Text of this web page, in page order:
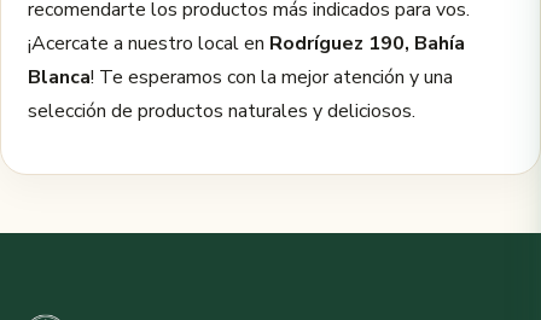
recomendarte los productos más indicados para vos.
¡Acercate a nuestro local en Rodríguez 190, Bahía
Blanca! Te esperamos con la mejor atención y una
selección de productos naturales y deliciosos.